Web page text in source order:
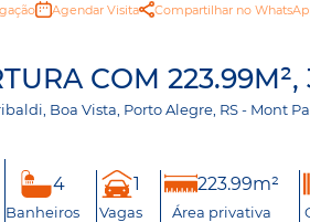
Agendar Visita Compartilhar no
COM
Boa Vista, Porto Alegre, RS - Mont
4
Banheiros
1
Vagas
223.99m²
Área privativa